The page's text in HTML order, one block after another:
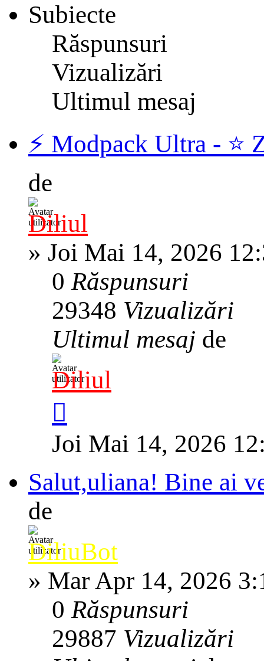
Subiecte
Răspunsuri
Vizualizări
Ultimul mesaj
⚡️ Modpack Ultra - ⭐️
de
Diliul
» Joi Mai 14, 2026
0Răspunsuri
29348 Vizualizări
Ultimul mesaj de
Diliul
Joi Mai 14, 2026
Salut,uliana! Bine ai
de
DiliuBot
» Mar Apr 14, 2026
0Răspunsuri
29887 Vizualizări